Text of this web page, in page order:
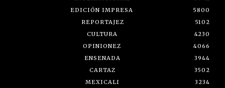
EDICIÓN IMPRESA
5800
REPORTAJEZ
5102
CULTURA
4230
OPINIONEZ
4066
ENSENADA
3944
CARTAZ
3502
MEXICALI
3234